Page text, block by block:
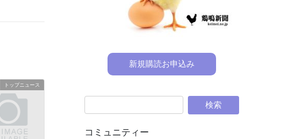
トップニュース
新規購読お申込み
コミュニティー